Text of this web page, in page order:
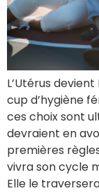
L’Utérus
cup d’hygiène
ces choix sont
devraient en
premières
vivra son cycle
Elle le